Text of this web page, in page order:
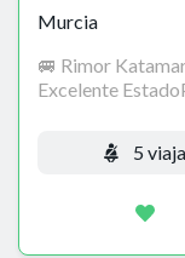
Murcia
🚐 Rimor
Excelente
5